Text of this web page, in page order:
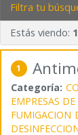
Filtra tu
Estás viendo: 1
1
Categoría:
EMPRESAS
FUMIGACION